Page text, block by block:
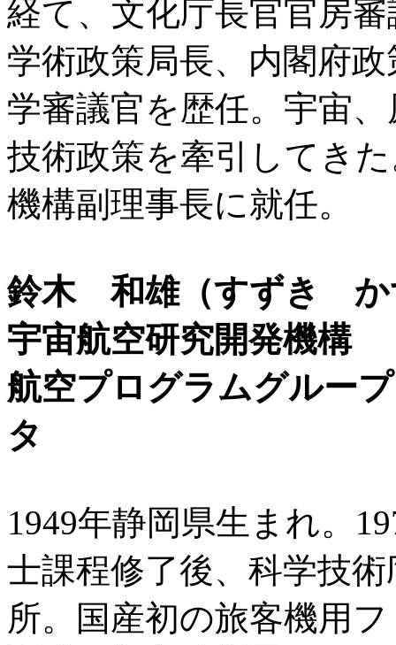
経て、文化庁長官官房
学術政策局長、内閣府
学審議官を歴任。宇宙
技術政策を牽引してき
機構副理事長に就任。
鈴木 和雄（すずき か
宇宙航空研究開発機構
航空プログラムグルー
タ
1949年静岡県生まれ。
士課程修了後、科学技
所。国産初の旅客機用